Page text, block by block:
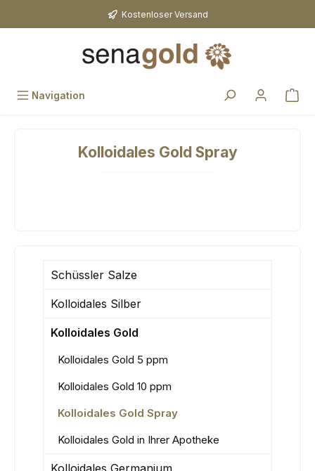
Zum Hauptinhalt springenKostenloser Versand
Navigation
Kolloidales Gold Spray
Schüssler Salze
Kolloidales Silber
Kolloidales Gold
Kolloidales Gold 5 ppm
Kolloidales Gold 10 ppm
Kolloidales Gold Spray
Kolloidales Gold in Ihrer Apotheke
Kolloidales Germanium